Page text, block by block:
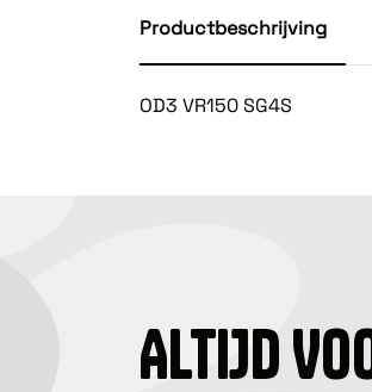
Productbeschrijving
OD3 VR150 SG4S
ALTIJD